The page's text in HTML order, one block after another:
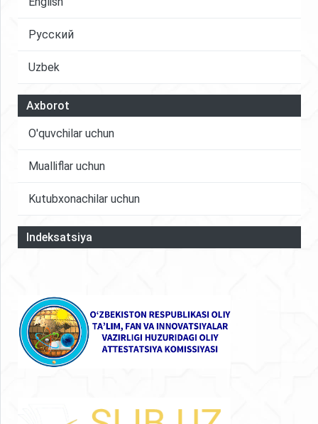
Русский
Uzbek
Axborot
O'quvchilar uchun
Mualliflar uchun
Kutubxonachilar uchun
Indeksatsiya